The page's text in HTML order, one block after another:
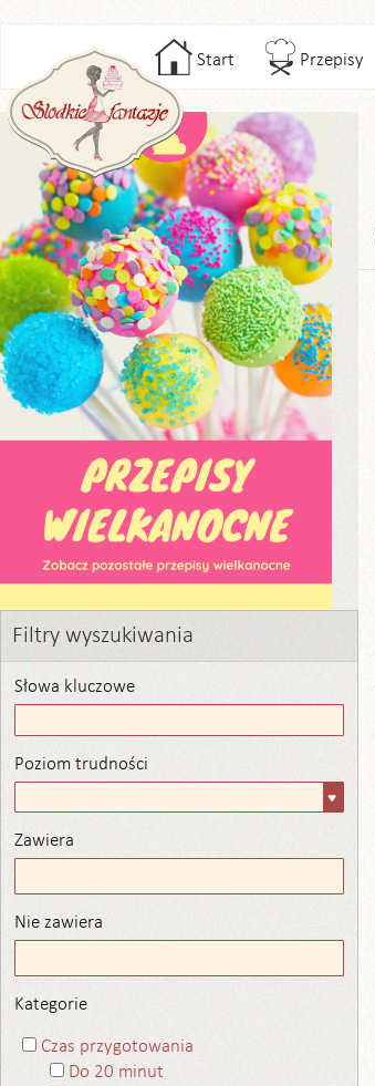
Start Przepisy
Filtry wyszukiwania
Słowa kluczowe
Poziom trudności
trudności
Zawiera
Nie zawiera
Kategorie
Czas przygotowania
Do 20 minut